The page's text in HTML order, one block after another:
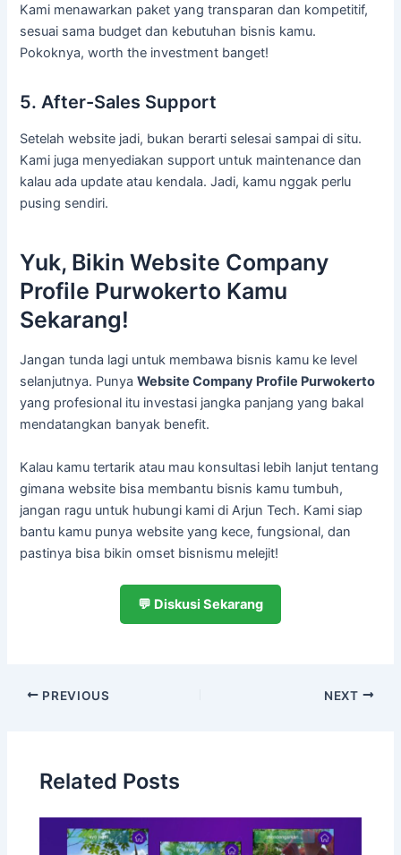
Kami menawarkan paket yang transparan dan kompetitif,
sesuai sama budget dan kebutuhan bisnis kamu.
Pokoknya, worth the investment banget!
5. After-Sales Support
Setelah website jadi, bukan berarti selesai sampai di situ.
Kami juga menyediakan support untuk maintenance dan
kalau ada update atau kendala. Jadi, kamu nggak perlu
pusing sendiri.
Yuk, Bikin Website Company
Profile Purwokerto Kamu
Sekarang!
Jangan tunda lagi untuk membawa bisnis kamu ke level
selanjutnya. PunyaWebsite Company Profile Purwokerto
yang profesional itu investasi jangka panjang yang bakal
mendatangkan banyak benefit.
Kalau kamu tertarik atau mau konsultasi lebih lanjut tentang
gimana website bisa membantu bisnis kamu tumbuh,
jangan ragu untuk hubungi kami di Arjun Tech. Kami siap
bantu kamu punya website yang kece, fungsional, dan
pastinya bisa bikin omset bisnismu melejit!
💬 Diskusi Sekarang
PREVIOUS NEXT
Related Posts